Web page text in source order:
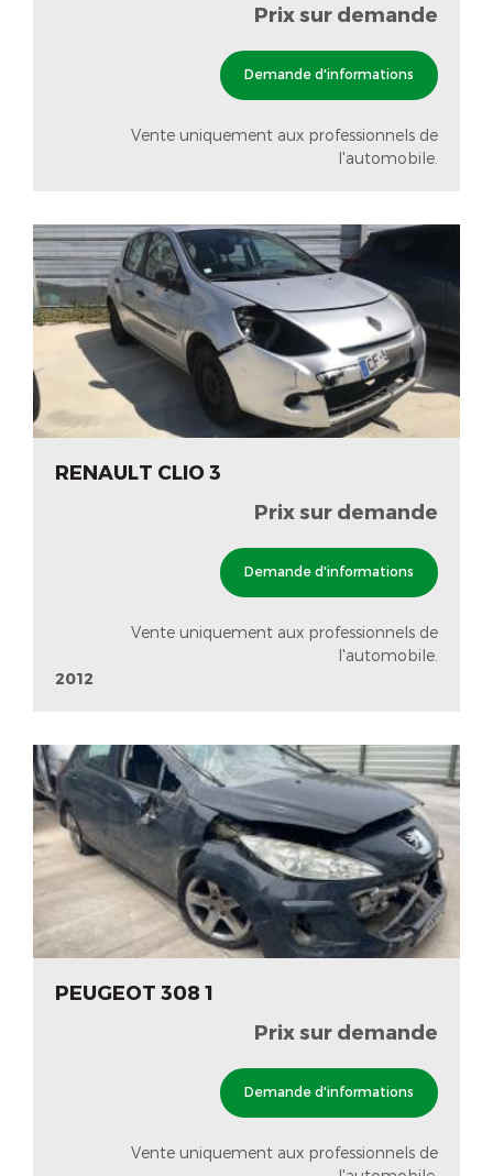
Prix sur demande
Demande d'informations
Vente uniquement aux professionnels de
l'automobile.
RENAULT CLIO 3
Prix sur demande
Demande d'informations
Vente uniquement aux professionnels de
l'automobile.
2012
PEUGEOT 308 1
Prix sur demande
Demande d'informations
Vente uniquement aux professionnels de